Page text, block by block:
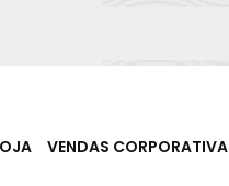
VENDAS